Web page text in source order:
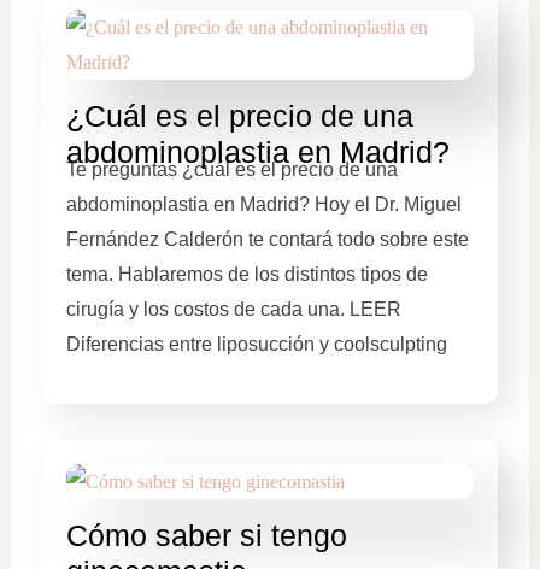
¿Cuál es el precio de una
abdominoplastia en Madrid?
Te preguntas ¿cuál es el precio de una
abdominoplastia en Madrid? Hoy el Dr. Miguel
Fernández Calderón te contará todo sobre este
tema. Hablaremos de los distintos tipos de
cirugía y los costos de cada una. LEER
Diferencias entre liposucción y coolsculpting
Cómo saber si tengo